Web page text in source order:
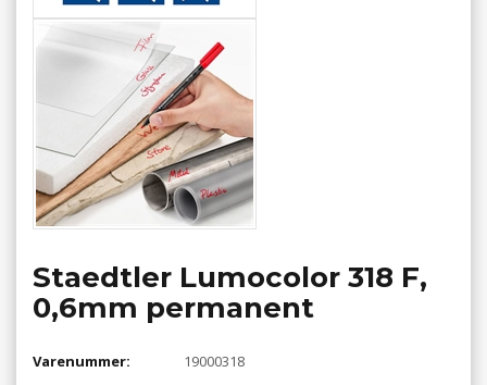
Staedtler Lumocolor 318 F,
0,6mm permanent
Varenummer: 19000318